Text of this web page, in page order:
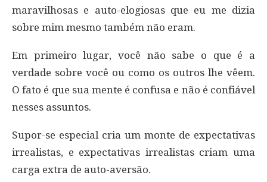
maravilhosas e auto-elogiosas que eu me dizia
sobre mim mesmo também não eram.
Em primeiro lugar, você não sabe o que é a
verdade sobre você ou como os outros lhe vêem.
O fato é que sua mente é confusa e não é confiável
nesses assuntos.
Supor-se especial cria um monte de expectativas
irrealistas, e expectativas irrealistas criam uma
carga extra de auto-aversão.